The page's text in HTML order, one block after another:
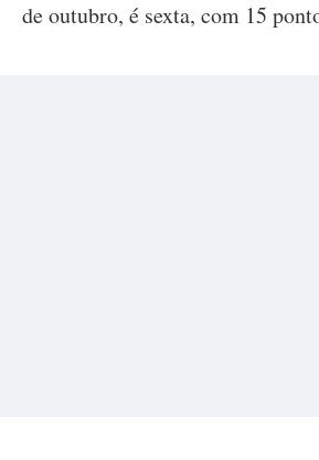
de outubro, é sexta, com 15